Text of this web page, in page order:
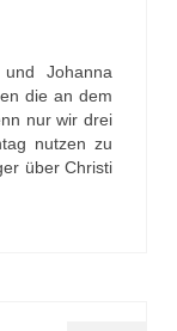
Johanna
die an dem
nur wir drei
nutzen zu
über Christi